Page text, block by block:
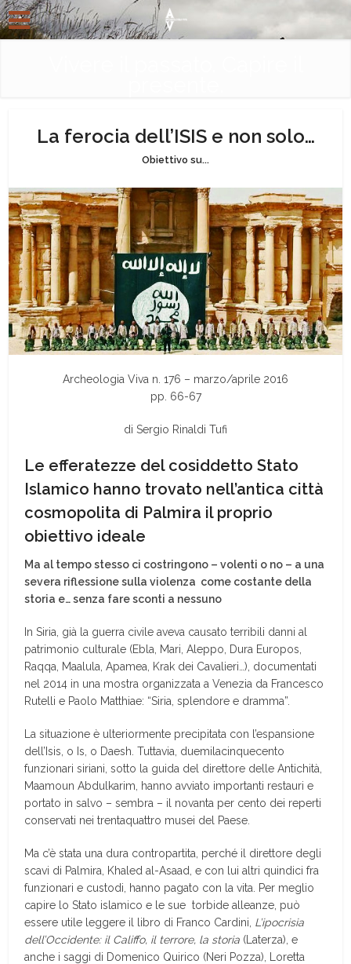
La ferocia dell’ISIS e non solo…
Obiettivo su...
Archeologia Viva n. 176 – marzo/aprile 2016
pp. 66-67
di Sergio Rinaldi Tufi
Le efferatezze del cosiddetto Stato
Islamico hanno trovato nell’antica città
cosmopolita di Palmira il proprio
obiettivo ideale
Ma al tempo stesso ci costringono – volenti o no – a una
severa riflessione sulla violenza come costante della
storia e… senza fare sconti a nessuno
In Siria, già la guerra civile aveva causato terribili danni al
patrimonio culturale (Ebla, Mari, Aleppo, Dura Europos,
Raqqa, Maalula, Apamea, Krak dei Cavalieri…), documentati
nel 2014 in una mostra organizzata a Venezia da Francesco
Rutelli e Paolo Matthiae: “Siria, splendore e dramma”.
La situazione è ulteriormente precipitata con l’espansione
dell’Isis, o Is, o Daesh. Tuttavia, duemilacinquecento
funzionari siriani, sotto la guida del direttore delle Antichità,
Maamoun Abdulkarim, hanno avviato importanti restauri e
portato in salvo – sembra – il novanta per cento dei reperti
conservati nei trentaquattro musei del Paese.
Ma c’è stata una dura contropartita, perché il direttore degli
scavi di Palmira, Khaled al-Asaad, e con lui altri quindici fra
funzionari e custodi, hanno pagato con la vita. Per meglio
capire lo Stato islamico e le sue torbide alleanze, può
essere utile leggere il libro di Franco Cardini, L’ipocrisia
dell’Occidente: il Califfo, il terrore, la storia (Laterza), e
anche i saggi di Domenico Quirico (Neri Pozza), Loretta